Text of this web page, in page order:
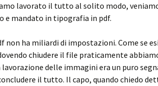
lavorato il tutto al solito modo,
e mandato in tipografia in pdf.
non ha miliardi di impostazioni. Come se
chiudere il file praticamente
delle immagini era un puro
il tutto. Il capo, quando chiedo